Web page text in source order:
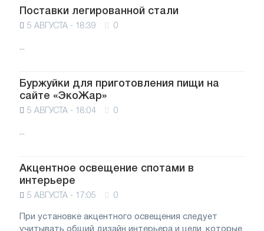
Поставки легированной стали
5 АВГУСТА - 18:39 0
...
Буржуйки для приготовления пищи на
сайте «ЭкоЖар»
5 АВГУСТА - 18:04 0
...
Акцентное освещение спотами в
интерьере
5 АВГУСТА - 17:05 0
При установке акцентного освещения следует
учитывать общий дизайн интерьера и цели, которые